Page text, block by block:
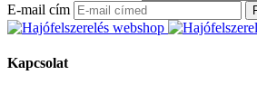
E-mail cím
Kapcsolat